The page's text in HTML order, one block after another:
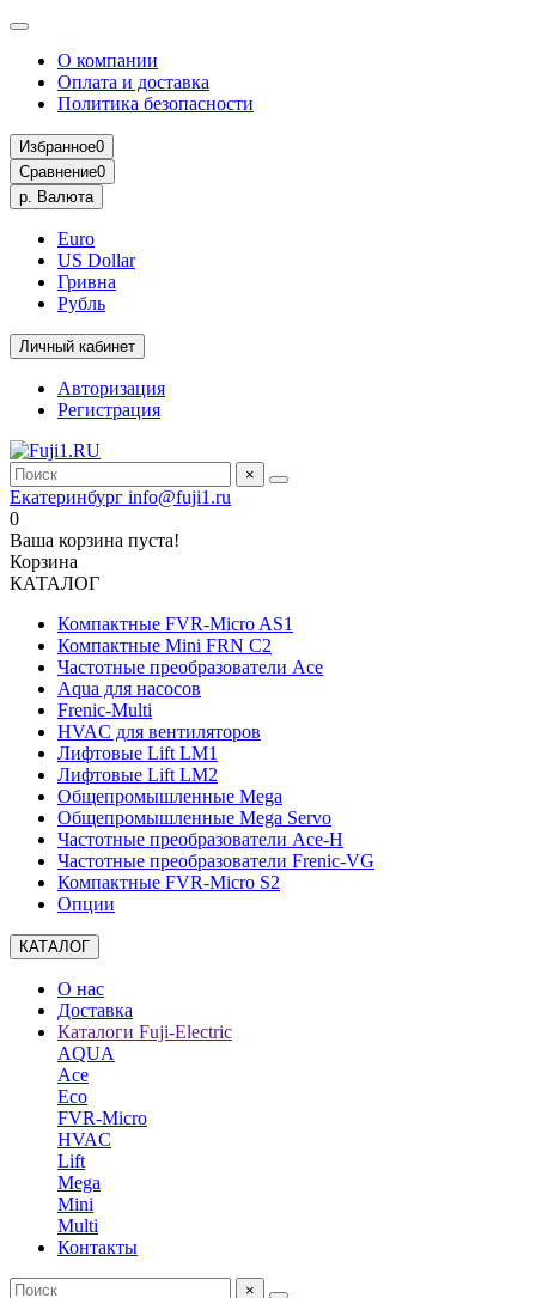
О компании
Оплата и доставка
Политика безопасности
Избранное0
Сравнение0
р. Валюта
Euro
US Dollar
Гривна
Рубль
Личный кабинет
Авторизация
Регистрация
×
Екатеринбург info@fuji1.ru
0
Ваша корзина пуста!
Корзина
КАТАЛОГ
Компактные FVR-Micro AS1
Компактные Mini FRN C2
Частотные преобразователи Ace
Aqua для насосов
Frenic-Multi
HVAC для вентиляторов
Лифтовые Lift LM1
Лифтовые Lift LM2
Общепромышленные Mega
Общепромышленные Mega Servo
Частотные преобразователи Ace-H
Частотные преобразователи Frenic-VG
Компактные FVR-Micro S2
Опции
КАТАЛОГ
О нас
Доставка
Каталоги Fuji-Electric
AQUA
Ace
Eco
FVR-Micro
HVAC
Lift
Mega
Mini
Multi
Контакты
×